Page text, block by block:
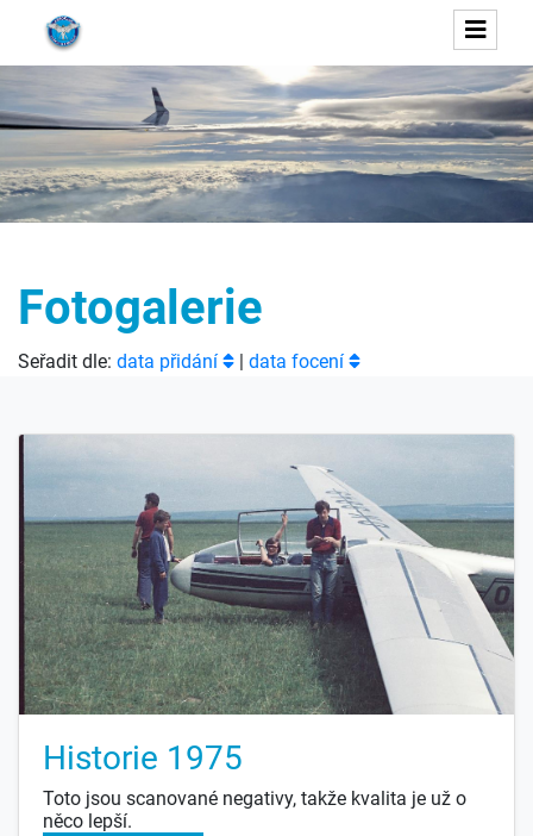
Fotogalerie
Seřadit dle: data přidání data focení
Historie 1975
Toto jsou scanované negativy, takže kvalita je už o
něco lepší.